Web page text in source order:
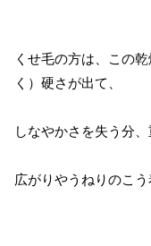
くせ毛の方は、この
く）硬さが出て、
しなやかさを失う分
広がりやうねりのこう